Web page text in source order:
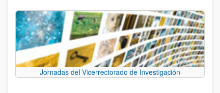
Jornadas del Vicerrectorado de Investigación